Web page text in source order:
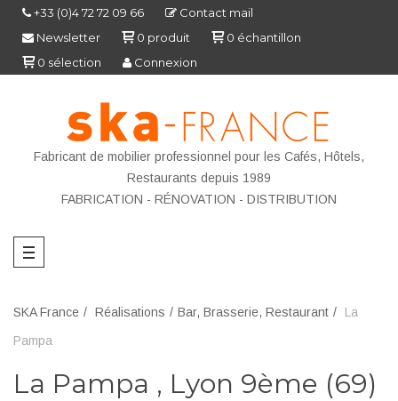
+33 (0)4 72 72 09 66
Contact mail
Newsletter
0 produit 0 échantillon
0 sélection Connexion
Fabricant de mobilier professionnel pour les Cafés, Hôtels,
Restaurants depuis 1989
FABRICATION - RÉNOVATION - DISTRIBUTION
SKA France Réalisations Bar, Brasserie, Restaurant
La
Pampa
La Pampa , Lyon 9ème (69)